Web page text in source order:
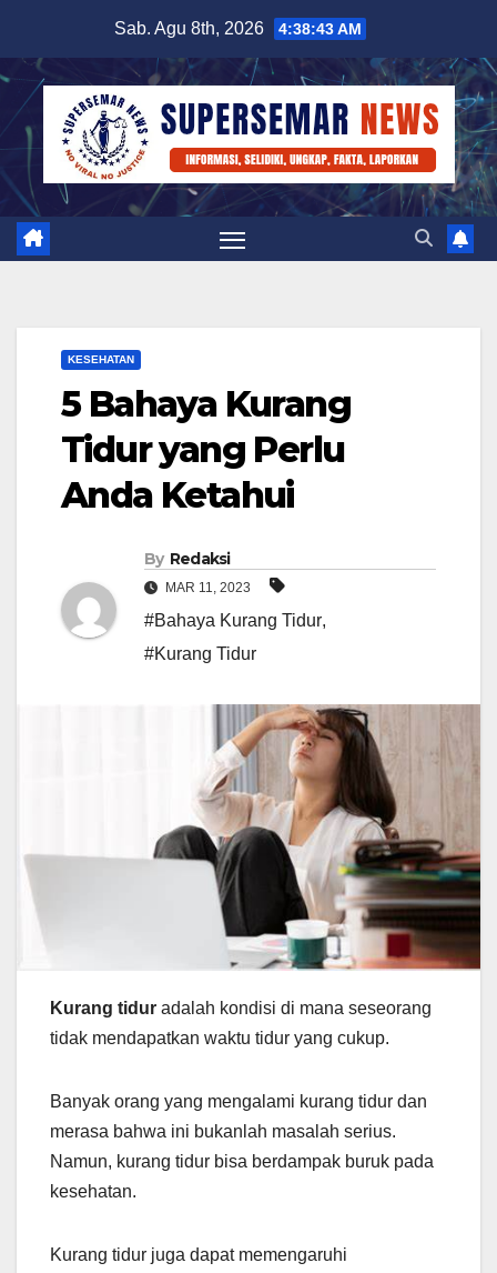
content
Sab. Agu 8th, 2026 4:38:44 AM
KESEHATAN
5 Bahaya Kurang
Tidur yang Perlu
Anda Ketahui
By Redaksi
MAR 11, 2023
#Bahaya Kurang Tidur,
#Kurang Tidur
Kurang tidur adalah kondisi di mana seseorang
tidak mendapatkan waktu tidur yang cukup.
Banyak orang yang mengalami kurang tidur dan
merasa bahwa ini bukanlah masalah serius.
Namun, kurang tidur bisa berdampak buruk pada
kesehatan.
Kurang tidur juga dapat memengaruhi